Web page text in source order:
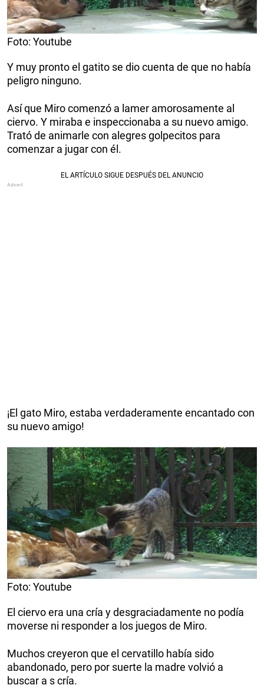
Foto: Youtube
Y muy pronto el gatito se dio cuenta de que no había
peligro ninguno.
Así que Miro comenzó a lamer amorosamente al
ciervo. Y miraba e inspeccionaba a su nuevo amigo.
Trató de animarle con alegres golpecitos para
comenzar a jugar con él.
¡El gato Miro, estaba verdaderamente encantado con
su nuevo amigo!
Foto: Youtube
El ciervo era una cría y desgraciadamente no podía
moverse ni responder a los juegos de Miro.
Muchos creyeron que el cervatillo había sido
abandonado, pero por suerte la madre volvió a
buscar a s cría.